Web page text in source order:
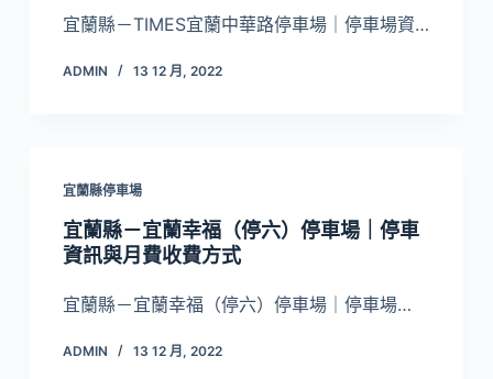
宜蘭縣－TIMES宜蘭中華路停車場｜停車場資…
ADMIN 13 12 月, 2022
宜蘭縣停車場
宜蘭縣－宜蘭幸福（停六）停車場｜停車
資訊與月費收費方式
宜蘭縣－宜蘭幸福（停六）停車場｜停車場…
ADMIN 13 12 月, 2022